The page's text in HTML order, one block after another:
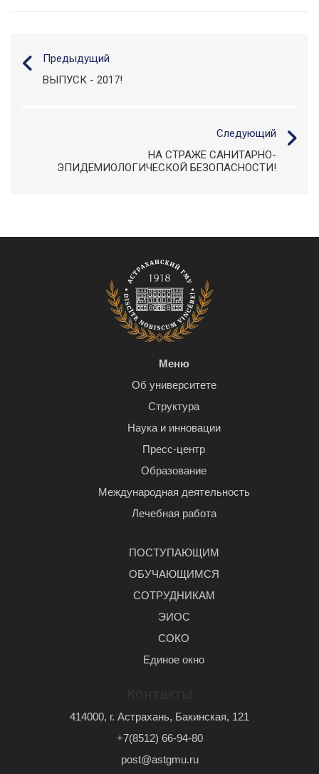
Предыдущий
ВЫПУСК - 2017!
Следующий
НА СТРАЖЕ САНИТАРНО-
ЭПИДЕМИОЛОГИЧЕСКОЙ БЕЗОПАСНОСТИ!
Меню
Об университете
Структура
Наука и инновации
Пресс-центр
Образование
Международная деятельность
Лечебная работа
ПОСТУПАЮЩИМ
ОБУЧАЮЩИМСЯ
СОТРУДНИКАМ
ЭИОС
СОКО
Единое окно
414000, г. Астрахань, Бакинская, 121
+7(8512) 66-94-80
post@astgmu.ru